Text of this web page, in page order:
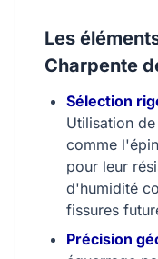
Les
Charpente
Sélection
Utilisation
comme
pour leur
d'humidité
fissures
Précision